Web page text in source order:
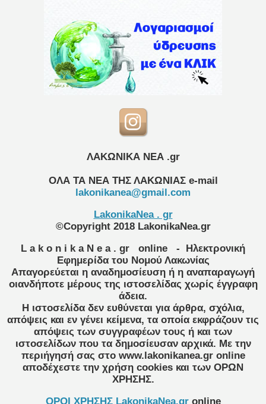
ΛΑΚΩΝΙΚΑ ΝΕΑ .gr
ΟΛΑ ΤΑ ΝΕΑ ΤΗΣ ΛΑΚΩΝΙΑΣ e-mail
lakonikanea@gmail.com
LakonikaNea . gr
©Copyright 2018 LakonikaNea.gr
L a k o n i k a N e a . gr
online
- Ηλεκτρονική
Εφημερίδα του Νομού Λακωνίας
Απαγορεύεται η αναδημοσίευση ή η αναπαραγωγή
οιανδήποτε μέρους της ιστοσελίδας χωρίς έγγραφη
άδεια.
Η ιστοσελίδα δεν ευθύνεται για άρθρα, σχόλια,
απόψεις και εν γένει κείμενα, τα οποία εκφράζουν τις
απόψεις των συγγραφέων τους ή και των
ιστοσελίδων που τα δημοσίευσαν αρχικά. Με την
περιήγησή σας στο www.lakonikanea.gr online
αποδέχεστε την χρήση cookies και των ΟΡΩΝ
ΧΡΗΣΗΣ.
OPOI XΡΗΣΗΣ LakonikaNea.gr online